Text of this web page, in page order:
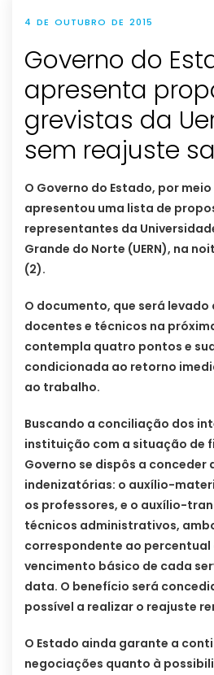
4 DE OUTUBRO DE 2015
Governo do
apresenta
grevistas da
sem reajuste
O Governo do Estado, por
apresentou uma lista de
representantes da
Grande do Norte (UERN), na
(2).
O documento, que será levado
docentes e técnicos na
contempla quatro pontos e
condicionada ao retorno
ao trabalho.
Buscando a conciliação dos
instituição com a situação de
Governo se dispôs a conceder
indenizatórias: o auxílio-
os professores, e o auxílio-
técnicos administrativos,
correspondente ao percentual
vencimento básico de cada
data. O benefício será
possível a realizar o reajuste
O Estado ainda garante a
negociações quanto à